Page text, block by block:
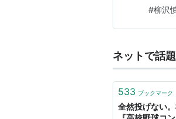
国8都
シもチ
#柳沢
ネットで話題
533 ブックマーク
全然投げない